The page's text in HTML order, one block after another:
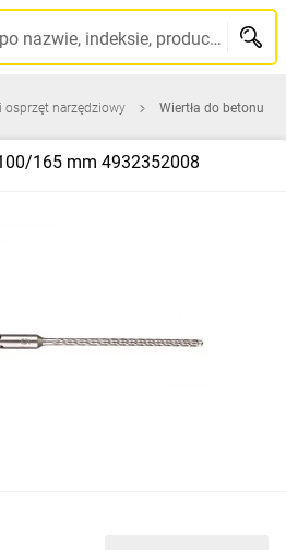
Szukaj po nazwie, indeksie, producencie, kodzie kreskowym...
osprzęt narzędziowy Wiertła do betonu
165 mm 4932352008